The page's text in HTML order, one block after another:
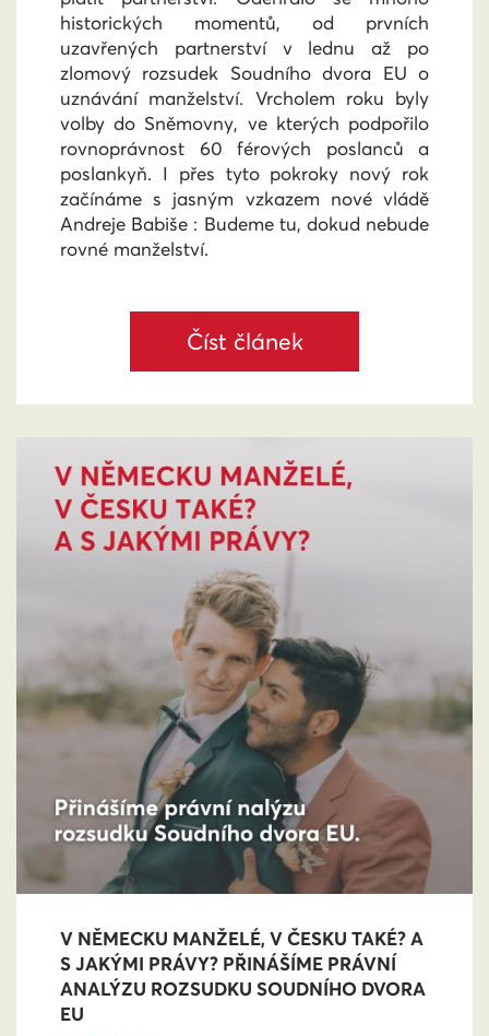
historických momentů, od prvních
uzavřených partnerství v lednu až po
zlomový rozsudek Soudního dvora EU o
uznávání manželství. Vrcholem roku byly
volby do Sněmovny, ve kterých podpořilo
rovnoprávnost 60 férových poslanců a
poslankyň. I přes tyto pokroky nový rok
začínáme s jasným vzkazem nové vládě
Andreje Babiše : Budeme tu, dokud nebude
rovné manželství.
Číst článek
V NĚMECKU MANŽELÉ, V ČESKU TAKÉ? A
S JAKÝMI PRÁVY? PŘINÁŠÍME PRÁVNÍ
ANALÝZU ROZSUDKU SOUDNÍHO DVORA
EU